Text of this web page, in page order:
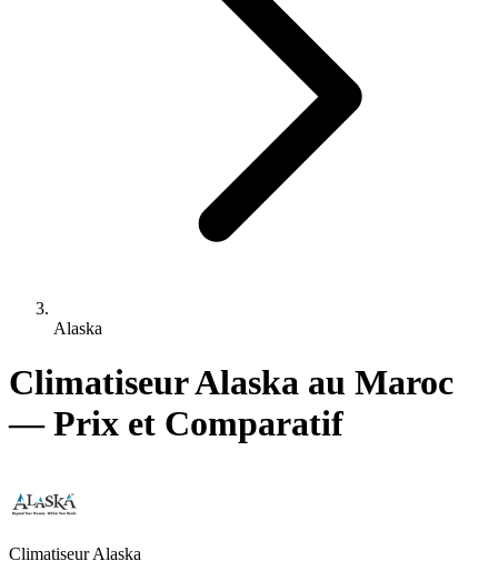
Alaska
Climatiseur Alaska au Maroc
— Prix et Comparatif
Climatiseur Alaska